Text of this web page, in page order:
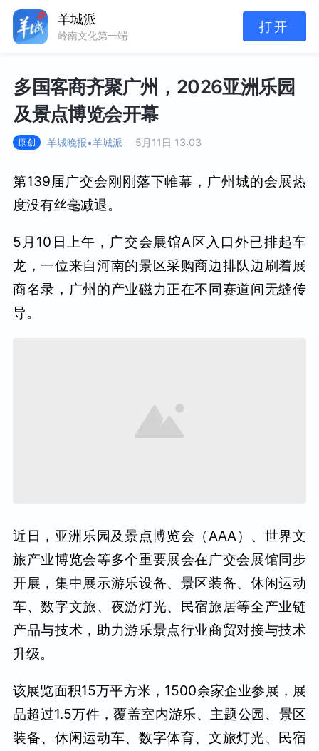
多国客商齐聚广州，2026亚洲乐园
及景点博览会开幕
原创 羊城晚报•羊城派 5月11日 13:03
第139届广交会刚刚落下帷幕，广州城的会展热
度没有丝毫减退。
5月10日上午，广交会展馆A区入口外已排起车
龙，一位来自河南的景区采购商边排队边刷着展
商名录，广州的产业磁力正在不同赛道间无缝传
导。
近日，亚洲乐园及景点博览会（AAA）、世界文
旅产业博览会等多个重要展会在广交会展馆同步
开展，集中展示游乐设备、景区装备、休闲运动
车、数字文旅、夜游灯光、民宿旅居等全产业链
产品与技术，助力游乐景点行业商贸对接与技术
升级。
该展览面积15万平方米，1500余家企业参展，展
品超过1.5万件，覆盖室内游乐、主题公园、景区
装备、休闲运动车、数字体育、文旅灯光、民宿
羊城派
岭南文化第一端
打开